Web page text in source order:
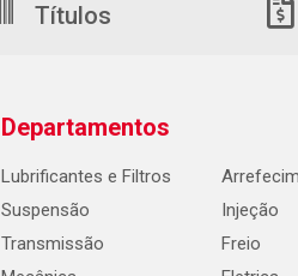
Títulos
Departamentos
Lubrificantes e Filtros
Suspensão
Transmissão
Injeção
Freio